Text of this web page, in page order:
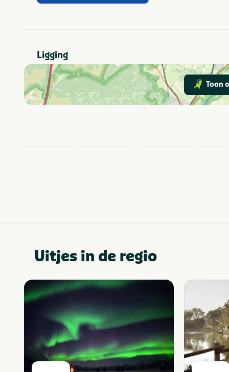
Aantal personen
1-4
5-9
10-24
Ligging
Toon
Uitjes in de regio